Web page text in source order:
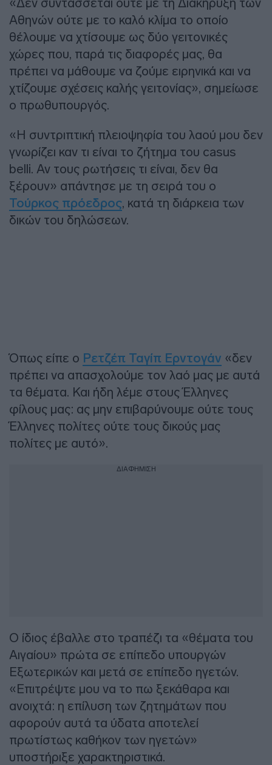
«Δεν συντάσσεται ούτε με τη Διακήρυξη των
Αθηνών ούτε με το καλό κλίμα το οποίο
θέλουμε να χτίσουμε ως δύο γειτονικές
χώρες που, παρά τις διαφορές μας, θα
πρέπει να μάθουμε να ζούμε ειρηνικά και να
χτίζουμε σχέσεις καλής γειτονίας», σημείωσε
ο πρωθυπουργός.
«Η συντριπτική πλειοψηφία του λαού μου δεν
γνωρίζει καν τι είναι το ζήτημα του casus
belli. Αν τους ρωτήσεις τι είναι, δεν θα
ξέρουν» απάντησε με τη σειρά του ο
Τούρκος πρόεδρος, κατά τη διάρκεια των
δικών του δηλώσεων.
Όπως είπε ο Ρετζέπ Ταγίπ Ερντογάν «δεν
πρέπει να απασχολούμε τον λαό μας με αυτά
τα θέματα. Και ήδη λέμε στους Έλληνες
φίλους μας: ας μην επιβαρύνουμε ούτε τους
Έλληνες πολίτες ούτε τους δικούς μας
πολίτες με αυτό».
ΔΙΑΦΗΜΙΣΗ
Ο ίδιος έβαλλε στο τραπέζι τα «θέματα του
Αιγαίου» πρώτα σε επίπεδο υπουργών
Εξωτερικών και μετά σε επίπεδο ηγετών.
«Επιτρέψτε μου να το πω ξεκάθαρα και
ανοιχτά: η επίλυση των ζητημάτων που
αφορούν αυτά τα ύδατα αποτελεί
πρωτίστως καθήκον των ηγετών»
υποστήριξε χαρακτηριστικά.